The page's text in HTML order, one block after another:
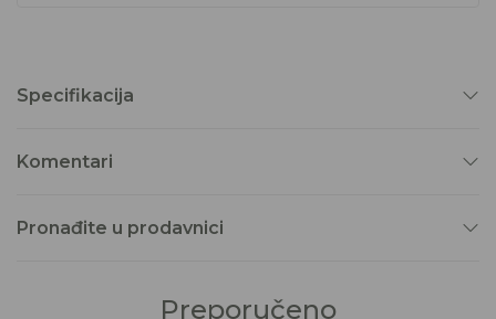
Specifikacija
Komentari
Pronađite u prodavnici
Preporučeno